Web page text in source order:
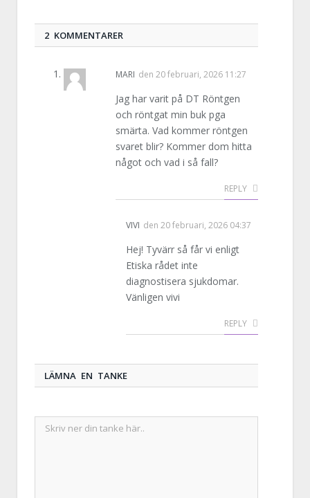
2 KOMMENTARER
MARI den 20 februari, 2026 11:27
Jag har varit på DT Röntgen
och röntgat min buk pga
smärta. Vad kommer röntgen
svaret blir? Kommer dom hitta
något och vad i så fall?
REPLY
VIVI den 20 februari, 2026 04:37
Hej! Tyvärr så får vi enligt
Etiska rådet inte
diagnostisera sjukdomar.
Vänligen vivi
REPLY
LÄMNA EN TANKE